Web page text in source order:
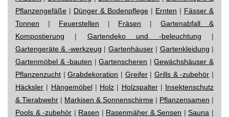
Pflanzengefäße | Dünger & Bodenpflege | Ernten | Fässer &
Tonnen | Feuerstellen | Fräsen |Gartenabfall &
Kompostierung | Gartendeko und -beleuchtung |
Gartengeräte & -werkzeug | Gartenhäuser| Gartenkleidung |
Gartenmöbel & -bauten |Gartenscheren |Gewächshäuser &
Pflanzenzucht |Grabdekoration | Greifer|Grills & -zubehör |
Häcksler | Hängemöbel| Holz | Holzspalter| Insektenschutz
& Tierabwehr | Markisen & Sonnenschirme | Pflanzensamen |
Pools & -zubehör | Rasen | Rasenmäher & Sensen |Sauna |